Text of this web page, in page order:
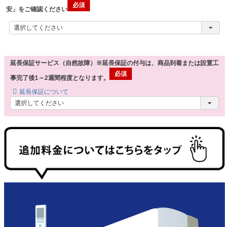
安」をご確認ください
延長保証サービス（自然故障）※延長保証の付与は、商品到着または設置工
事完了後1～2週間程度となります。
延長保証について